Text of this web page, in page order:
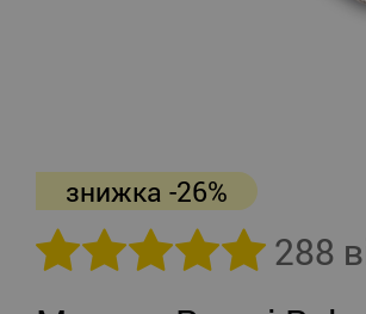
знижка -26%
288